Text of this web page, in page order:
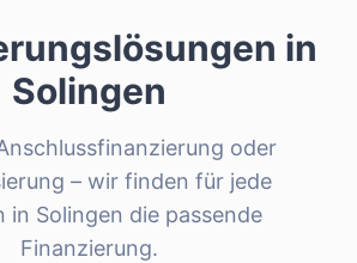
in
Solingen
oder
– wir finden für jede
in Solingen die passende
Finanzierung.